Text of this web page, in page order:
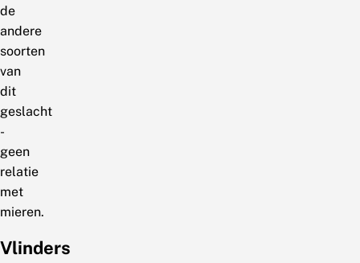
de
andere
soorten
van
dit
geslacht
-
geen
relatie
met
mieren.
Vlinders